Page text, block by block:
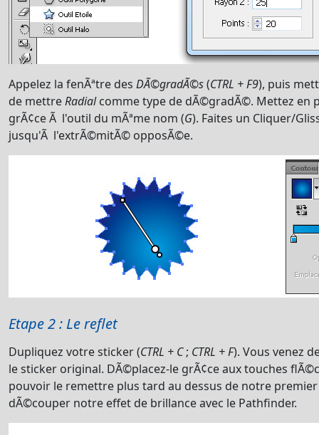
Appelez la fenÃªtre des DÃ©gradÃ©s(CTRL + F9), puis
de mettreRadialcomme type de dÃ©gradÃ©. Mettez en
grÃ¢ce Ã l'outil du mÃªme nom (G). Faites un Cliquer/
jusqu'Ã l'extrÃ©mitÃ© opposÃ©e.
Etape 2 : Le reflet
Dupliquez votre sticker (CTRL + C; CTRL + F). Vous venez
le sticker original. DÃ©placez-le grÃ¢ce aux touches
pouvoir le remettre plus tard au dessus de notre
dÃ©couper notre effet de brillance avec le Pathfinder.